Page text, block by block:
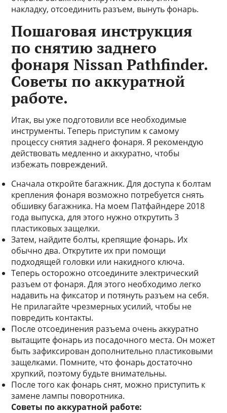
накладку, отсоединить разъем, вынуть фонарь.
Пошаговая инструкция
по снятию заднего
фонаря Nissan Pathfinder.
Советы по аккуратной
работе.
Итак, вы уже подготовили все необходимые
инструменты. Теперь приступим к самому
процессу снятия заднего фонаря. Я рекомендую
действовать медленно и аккуратно, чтобы
избежать повреждений.
Сначала откройте багажник. Для доступа к болтам
крепления фонаря возможно потребуется снять
обшивку багажника. На моем Патфайндере 2018
года выпуска, для этого нужно открутить 3
пластиковых защелки.
Затем, найдите болты, крепящие фонарь. Их
обычно два. Открутите их при помощи
подходящей головки или накидного ключа.
Теперь осторожно отсоедините электрический
разъем от фонаря. Для этого необходимо легко
надавить на фиксатор и потянуть разъем на себя.
Не прилагайте чрезмерных усилий, чтобы не
повредить контакты.
После отсоединения разъема очень аккуратно
вытащите фонарь из посадочного места. Он может
быть зафиксирован дополнительно пластиковыми
защелками. Помните, что фонарь достаточно
хрупкий, поэтому будьте внимательны.
После того как фонарь снят, можно приступить к
замене лампы поворотника.
Советы по аккуратной работе: